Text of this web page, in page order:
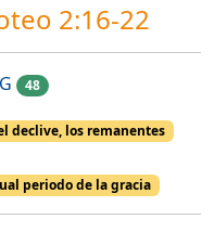
2:16-22
48
declive, los remanentes
periodo de la gracia